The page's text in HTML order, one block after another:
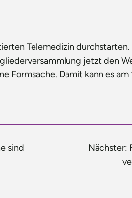
Telemedizin
jetzt den
Formsache. Damit kann es am
sind
Nächster: